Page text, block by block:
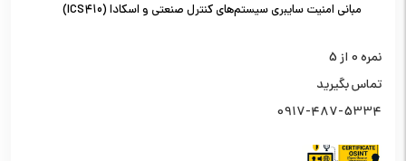
مبانی امنیت سایبری سیستم‌های کنترل صنعتی و اسکادا (ICS410)
نمره0 از 5
تماس بگیرید
0917-487-5334